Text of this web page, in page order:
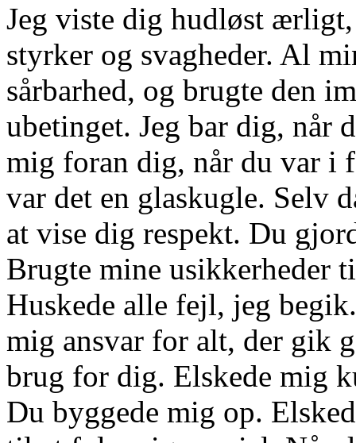
Jeg viste dig hudløst
styrker og svagheder. Al
sårbarhed, og brugte den
ubetinget. Jeg bar dig, når
mig foran dig, når du var i
var det en glaskugle. Selv
at vise dig respekt. Du
Brugte mine usikkerheder
Huskede alle fejl, jeg
mig ansvar for alt, der gik
brug for dig. Elskede mig
Du byggede mig op.